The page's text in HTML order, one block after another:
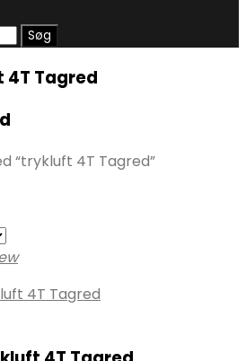
Søg
Tagred
“trykluft 4T Tagred”